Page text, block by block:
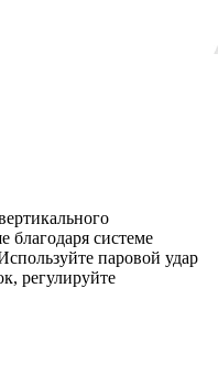
благодаря системе
паровой удар
регулируйте